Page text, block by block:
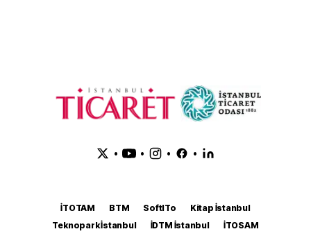
• • • •
İTOTAM BTM SoftITo
Kitap İstanbul
Teknopark İstanbul
İDTM İstanbul
İTOSAM